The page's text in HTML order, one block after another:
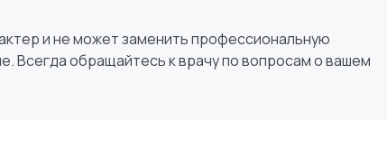
и не может заменить профессиональную
Всегда обращайтесь к врачу по вопросам о вашем